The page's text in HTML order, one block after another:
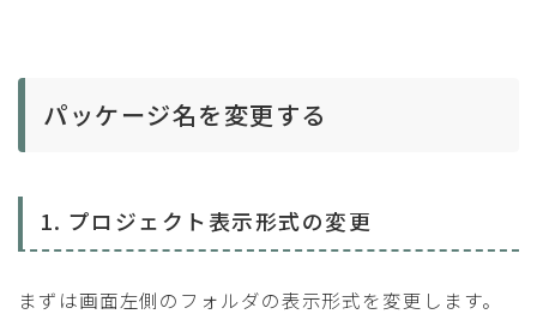
パッケージ名を変更する
1. プロジェクト表示形式の変更
まずは画面左側のフォルダの表示形式を変更します。